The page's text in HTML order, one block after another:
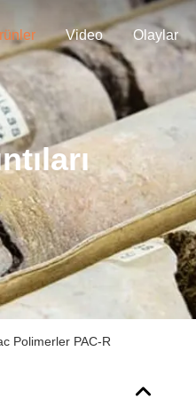
Video Olaylar
Polimerler PAC-R